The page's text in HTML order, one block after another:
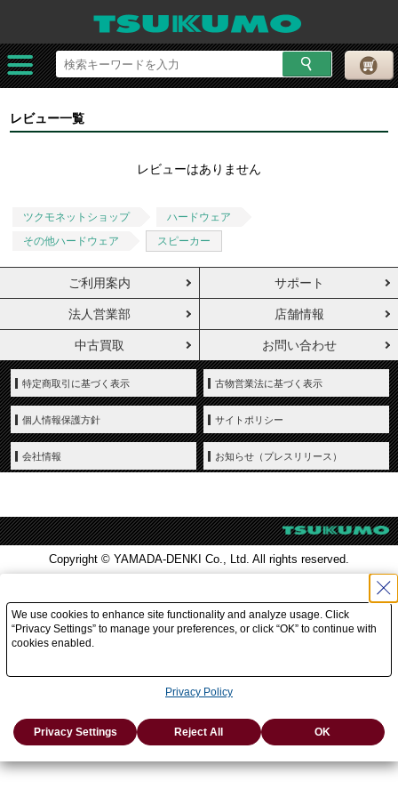
レビュー一覧
レビューはありません
ツクモネットショップ
ハードウェア
その他ハードウェア
スピーカー
ご利用案内 サポート
法人営業部 店舗情報
中古買取 お問い合わせ
特定商取引に基づく表示 古物営業法に基づく表示
個人情報保護方針 サイトポリシー
会社情報 お知らせ（プレスリリース）
Copyright © YAMADA-DENKI Co., Ltd. All rights reserved.
We use cookies to enhance site functionality and analyze usage. Click
“Privacy Settings” to manage your preferences, or click “OK” to continue with
cookies enabled.
Privacy Policy
Privacy Settings Reject All OK